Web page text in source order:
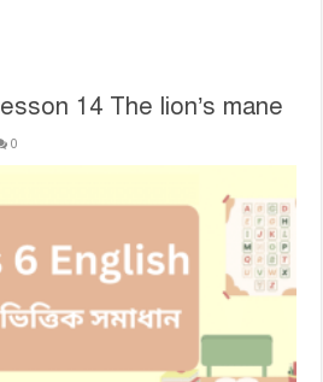
14 The lion’s mane
0